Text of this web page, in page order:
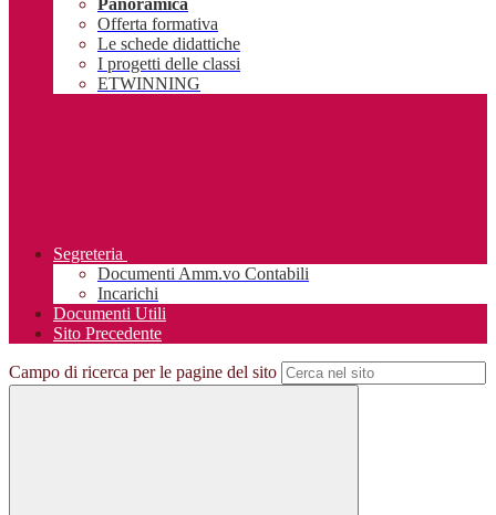
Panoramica
Offerta formativa
Le schede didattiche
I progetti delle classi
ETWINNING
Segreteria
Documenti Amm.vo Contabili
Incarichi
Documenti Utili
Sito Precedente
Campo di ricerca per le pagine del sito